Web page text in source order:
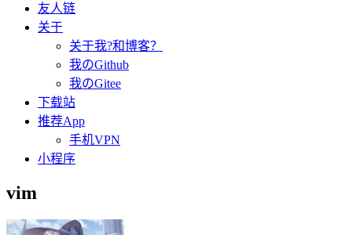
友人链
关于
关于我?和博客？
我のGithub
我のGitee
下载站
推荐App
手机VPN
小程序
vim